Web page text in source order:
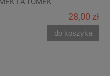
I A'TOMEK
28,00 zł
do koszyka